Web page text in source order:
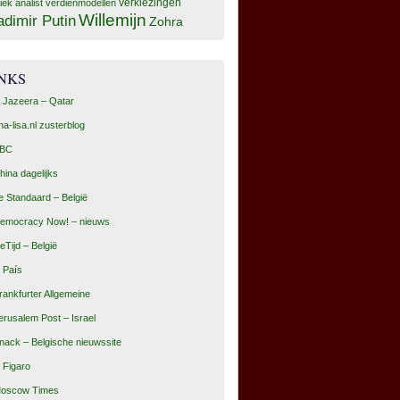
analist verdienmodellen verkiezingen
PutinWillemijn Zohra
Jazeera – Qatar
lisa.nl zusterblog
dagelijks
Standaard – België
Now! – nieuws
– België
País
Allgemeine
Post – Israel
– Belgische nieuwssite
Figaro
Times